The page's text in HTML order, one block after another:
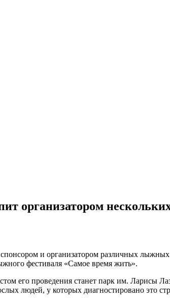
организатором
и организатором различных
фестиваля «Самое время жить».
его проведения станет парк им. Ларисы
людей, у которых диагностировано это